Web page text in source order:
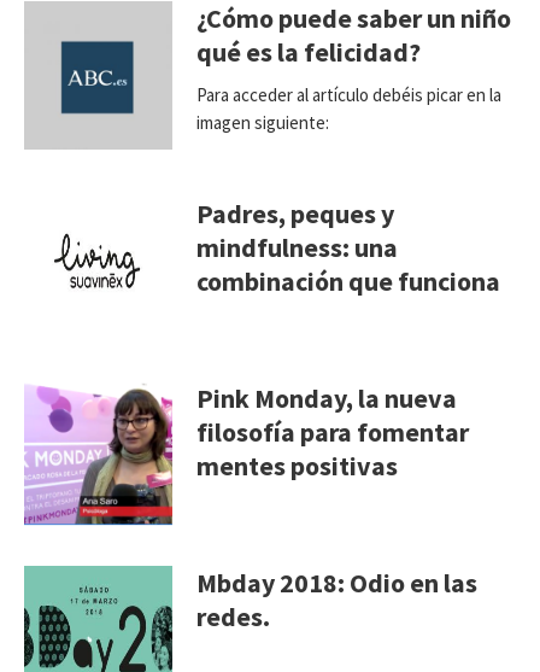
¿Cómo puede saber un niño
qué es la felicidad?
Para acceder al artículo debéis picar en la
imagen siguiente:
Padres, peques y
mindfulness: una
combinación que funciona
Pink Monday, la nueva
filosofía para fomentar
mentes positivas
Mbday 2018: Odio en las
redes.